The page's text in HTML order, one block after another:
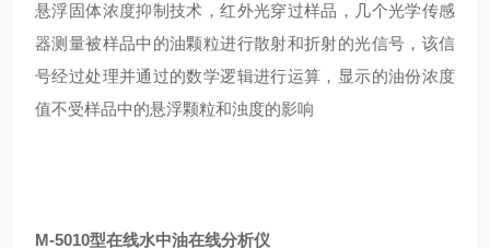
悬浮固体浓度抑制技术，红外光穿过样品，几个光学传感
器测量被样品中的油颗粒进行散射和折射的光信号，该信
号经过处理并通过的数学逻辑进行运算，显示的油份浓度
值不受样品中的悬浮颗粒和浊度的影响
M-5010型在线水中油在线分析仪